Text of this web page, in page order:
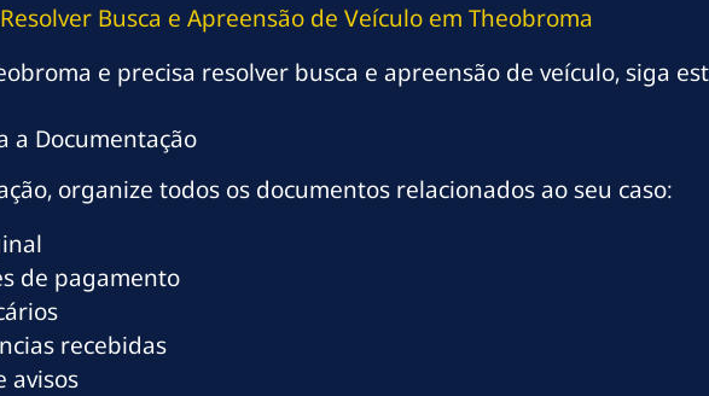
Busca e Apreensão de Veículo em Theobroma
e precisa resolver busca e apreensão de veículo, siga
a Documentação
organize todos os documentos relacionados ao seu caso:
de pagamento
recebidas
avisos